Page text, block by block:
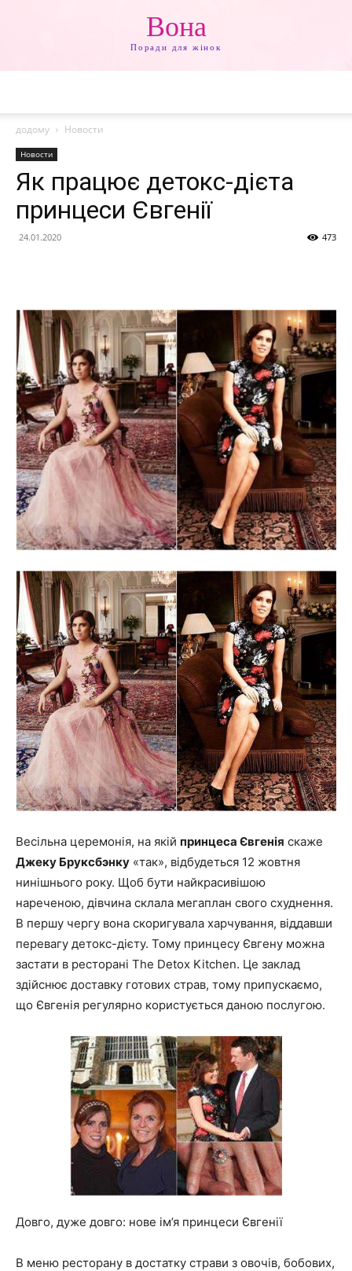
Вона
Поради для жінок
додому Новости
Новости
Як працює детокс-дієта
принцеси Євгенії
24.01.2020 473
Весільна церемонія, на якій принцеса Євгенія скаже
Джеку Бруксбэнку «так», відбудеться 12 жовтня
нинішнього року. Щоб бути найкрасивішою
нареченою, дівчина склала мегаплан свого схуднення.
В першу чергу вона скоригувала харчування, віддавши
перевагу детокс-дієту. Тому принцесу Євгену можна
застати в ресторані The Detox Kitchen. Це заклад
здійснює доставку готових страв, тому припускаємо,
що Євгенія регулярно користується даною послугою.
Довго, дуже довго: нове ім’я принцеси Євгенії
В меню ресторану в достатку страви з овочів, бобових,